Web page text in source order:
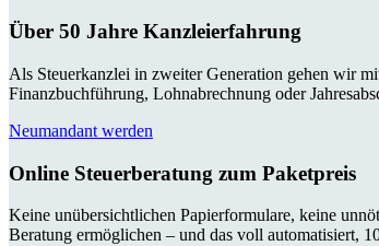
Über 50 Jahre Kanzleierfahrung
Als Steuerkanzlei in zweiter Generation gehen wir
Finanzbuchführung, Lohnabrechnung oder
Neumandant werden
Online Steuerberatung zum Paketpreis
Keine unübersichtlichen Papierformulare, keine
Beratung ermöglichen – und das voll automatisiert,